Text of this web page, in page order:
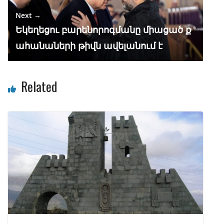
Next →
Եկեղեցու բարենորոգմանը միացած ք
ահանաների թիվն ավելանում է
Related